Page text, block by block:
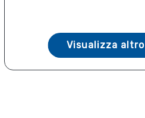
Visualizza altro